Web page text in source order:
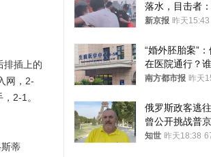
插上的
网，2-
2-1。
蒂
落水，目击者
儿子先后被打
新京报 昨天15:43
“婚外胚胎案”
在医院通行？
胎？
南方都市报 昨天
俄罗斯政客逃
曾公开挑战普京
知世 昨天18:38